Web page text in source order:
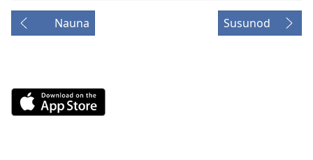
Nauna Susunod
Download
on